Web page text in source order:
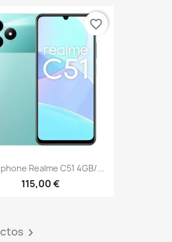
Realme C51 4GB/...
115,00 €
favorite_border
